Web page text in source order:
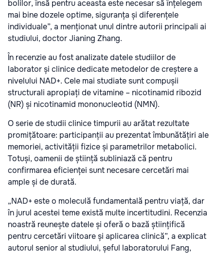
bolilor, însă pentru aceasta este necesar să înțelegem
mai bine dozele optime, siguranța și diferențele
individuale”, a menționat unul dintre autorii principali ai
studiului, doctor Jianing Zhang.
În recenzie au fost analizate datele studiilor de
laborator și clinice dedicate metodelor de creștere a
nivelului NAD+. Cele mai studiate sunt compușii
structurali apropiați de vitamine – nicotinamid ribozid
(NR) și nicotinamid mononucleotid (NMN).
O serie de studii clinice timpurii au arătat rezultate
promițătoare: participanții au prezentat îmbunătățiri ale
memoriei, activității fizice și parametrilor metabolici.
Totuși, oamenii de știință subliniază că pentru
confirmarea eficienței sunt necesare cercetări mai
ample și de durată.
„NAD+ este o moleculă fundamentală pentru viață, dar
în jurul acestei teme există multe incertitudini. Recenzia
noastră reunește datele și oferă o bază științifică
pentru cercetări viitoare și aplicarea clinică”, a explicat
autorul senior al studiului, șeful laboratorului Fang,